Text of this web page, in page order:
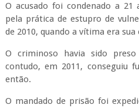
O acusado foi condenado a
pela prática de estupro de
de 2010, quando a vítima era sua
O criminoso havia sido
contudo, em 2011, conseguiu
então.
O mandado de prisão foi